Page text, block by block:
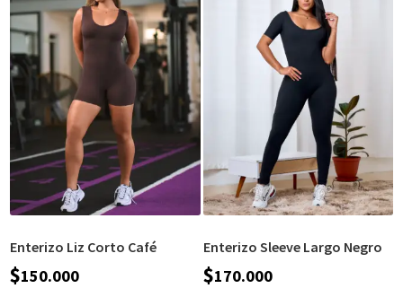
Enterizo Liz Corto Café
$150.000
Enterizo Sleeve Largo Negro
$170.000